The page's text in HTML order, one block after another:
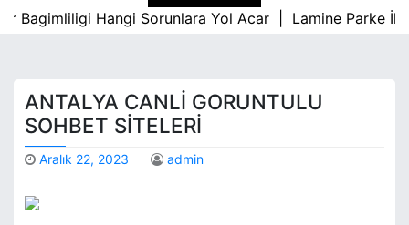
Hangi Sorunlara Yol Acar | Lamine Parke İle
ANTALYA CANLI GORUNTULU
SOHBET SITELERI
Aralık 22, 2023 admin